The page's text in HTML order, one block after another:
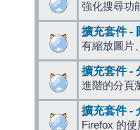
強化搜尋功
擴充套件 -
有縮放圖片
擴充套件 -
進階的分頁
擴充套件 -
Firefox 的